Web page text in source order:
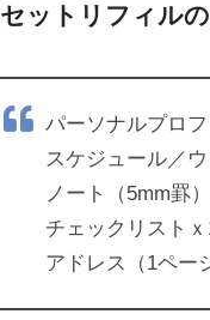
セットリフィル
パーソナルプロ
スケジュール／
ノート（5mm罫
チェックリスト
アドレス（1ペー